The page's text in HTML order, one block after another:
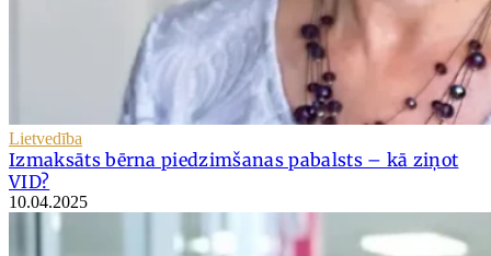
Lietvedība
Izmaksāts bērna piedzimšanas pabalsts – kā ziņot
VID?
10.04.2025